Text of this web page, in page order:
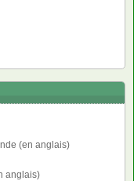
(en anglais)
anglais)